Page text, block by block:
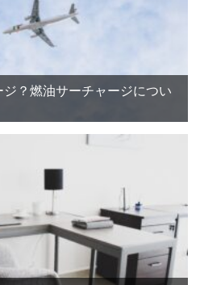
？燃油サーチャージについ